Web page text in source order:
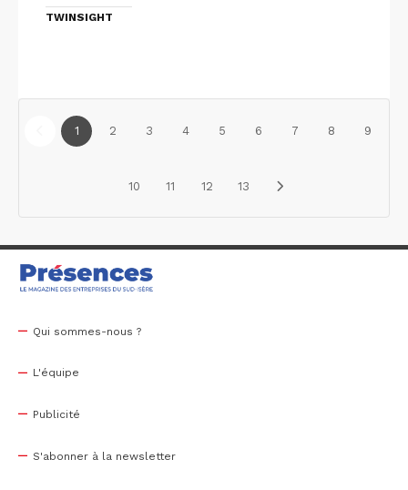
TWINSIGHT
1 2 3 4 5 6 7 8 9
10 11 12 13
Qui sommes-nous ?
L'équipe
Publicité
S'abonner à la newsletter